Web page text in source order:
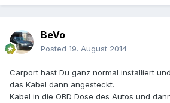
BeVo
Posted 19. August 2014
Carport hast Du ganz normal installiert
das Kabel dann angesteckt.
Kabel in die OBD Dose des Autos und